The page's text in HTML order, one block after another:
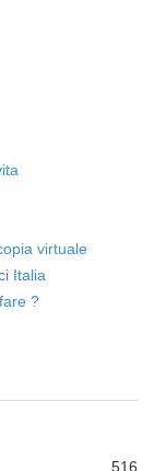
virtuale
Italia
?
516